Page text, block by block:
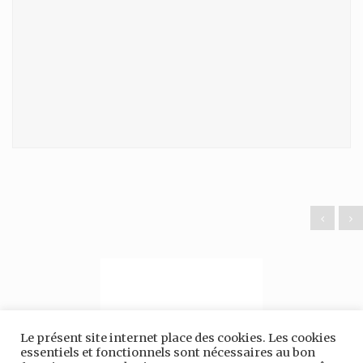
Le présent site internet place des cookies. Les cookies
essentiels et fonctionnels sont nécessaires au bon